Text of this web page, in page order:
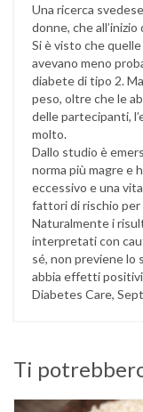
Una ricerca
donne, che
Si è visto che
avevano meno
diabete di tipo 2.
peso, oltre che le
delle partecipanti,
molto.
Dallo studio è
norma più magre e
eccessivo e una
fattori di rischio per
Naturalmente i
interpretati con
sé, non previene lo
abbia effetti
Diabetes Care,
Ti